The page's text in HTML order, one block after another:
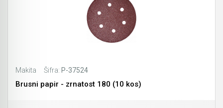
Makita Šifra: P-37524
Brusni papir - zrnatost 180 (10 kos)